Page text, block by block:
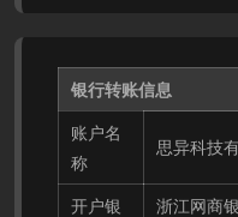
银行转账信息
账户名
称
思异科技
开户银
浙江网商